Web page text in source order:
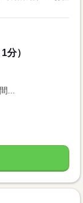
分）
...